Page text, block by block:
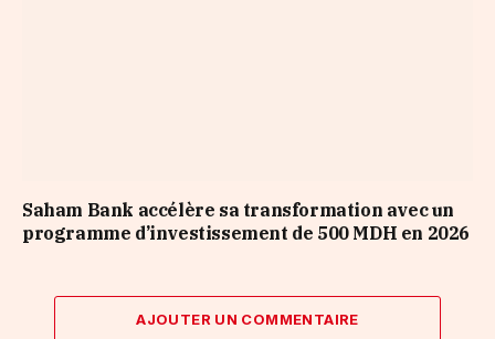
Saham Bank accélère sa transformation avec un
programme d’investissement de 500 MDH en 2026
AJOUTER UN COMMENTAIRE